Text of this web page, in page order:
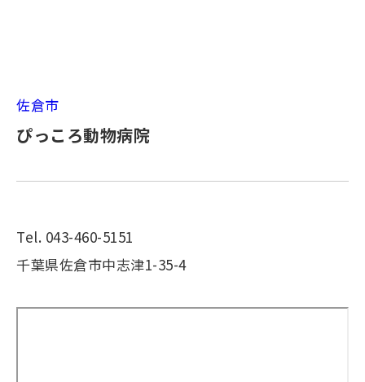
佐倉市
ぴっころ動物病院
Tel. 043-460-5151
千葉県佐倉市中志津1-35-4